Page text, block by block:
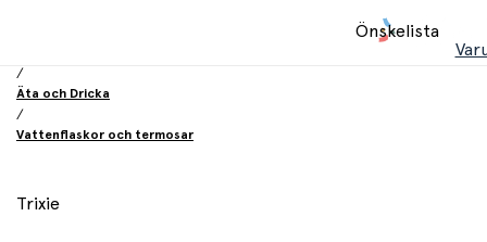
Önskelista
/
Äta och Dricka
/
Vattenflaskor och termosar
Trixie